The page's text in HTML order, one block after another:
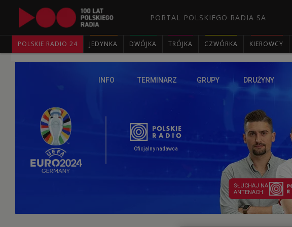
PORTAL POLSKIEGO RADIA SA
POLSKIE RADIO 24 JEDYNKA DWÓJKA TRÓJKA CZWÓRKA KIEROWCY
INFO TERMINARZ GRUPY DRUŻYNY
Oficjalny nadawca
SŁUCHAJ NA
ANTENACH